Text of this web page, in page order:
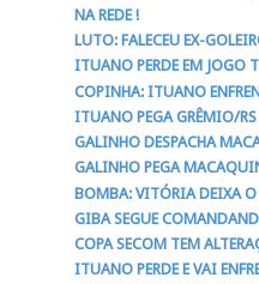
NA REDE !
LUTO: FALECEU EX-
ITUANO PERDE EM JOGO
COPINHA: ITUANO
ITUANO PEGA GRÊMIO/
GALINHO DESPACHA
GALINHO PEGA
BOMBA: VITÓRIA DEIXA
GIBA SEGUE
COPA SECOM TEM
ITUANO PERDE E VAI